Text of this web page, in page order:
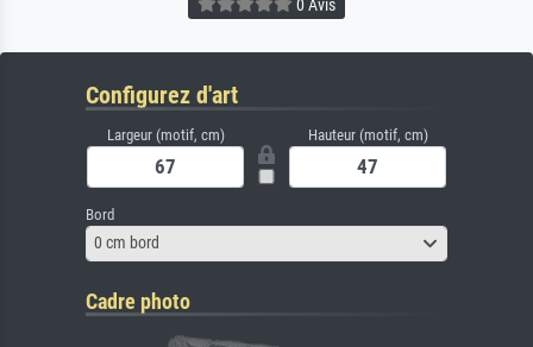
0 Avis
Configurez d'art
Largeur (motif, cm) Hauteur (motif, cm)
Bord
0 cm bord
Cadre photo